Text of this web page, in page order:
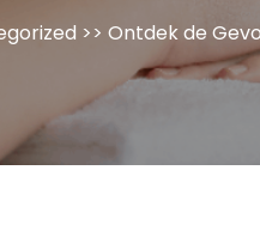
>> Ontdek de